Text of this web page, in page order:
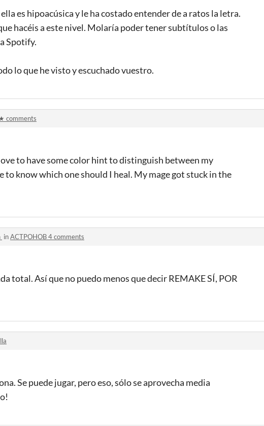
es hipoacúsica y le ha costado entender de a ratos la letra.
hacéis a este nivel. Molaría poder tener subtítulos o las
Spotify.
lo que he visto y escuchado vuestro.
comments
to have some color hint to distinguish between my
know which one should I heal. My mage got stuck in the
inACTPOHOB 4 comments
total. Así que no puedo menos que decir REMAKE SÍ, POR
Se puede jugar, pero eso, sólo se aprovecha media